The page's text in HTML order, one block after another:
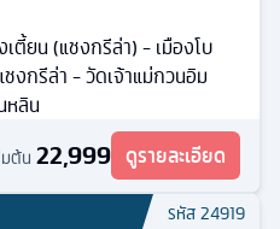
ตี้ยน (แชงกรีล่า) - เมืองโบ
งกรีล่า - วัดเจ้าแม่กวนอิม
หลิน
มต้น 22,999 ดูรายละเอียด
รหัส24919